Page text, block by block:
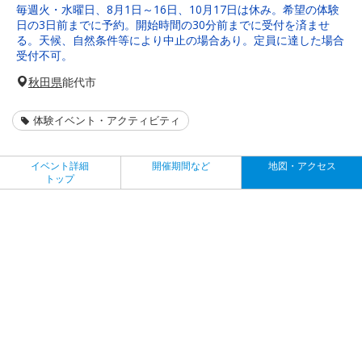
毎週火・水曜日、8月1日～16日、10月17日は休み。希望の体験
日の3日前までに予約。開始時間の30分前までに受付を済ませ
る。天候、自然条件等により中止の場合あり。定員に達した場合
受付不可。
秋田県能代市
体験イベント・アクティビティ
イベント詳細
トップ
開催期間など 地図・アクセス